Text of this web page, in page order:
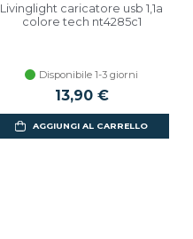
Livinglight caricatore usb 1,1a
colore tech nt4285c1
Disponibile 1-3 giorni
13,90 €
AGGIUNGI AL CARRELLO